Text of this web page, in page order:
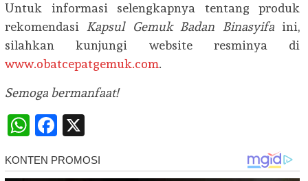
Untuk informasi selengkapnya tentang produk
rekomendasi Kapsul Gemuk Badan Binasyifaini,
silahkan kunjungi website resminya di
www.obatcepatgemuk.com.
Semoga bermanfaat!
WhatsApp
Facebook